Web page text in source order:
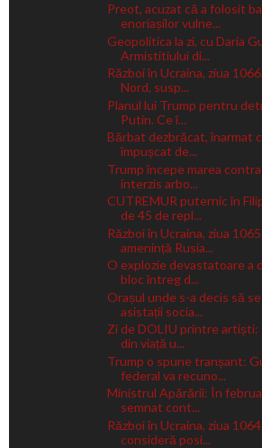
Preot, acuzat că a folosit
enoriașilor vulne...
Geopolitica la zi, cu Daria
Armistitiului di...
Război în Ucraina, ziua
Nord, susp...
Planul lui Trump pentru
Putin. Ce î...
Bărbat dezbrăcat, înarmat
împușcat de...
Trump începe marea
interzis arbo...
CUTREMUR puternic în
de 45 de repl...
Război în Ucraina, ziua
amenință Rusia...
O explozie devastatoare a
bloc întreg d...
Orașul unde s-a decis să
asistații socia...
Zi de DOLIU printre artiști:
din viață u...
Trump o spune tranșant:
federal va recuno...
Ministrul Apărării: În
semnat cont...
Război în Ucraina, ziua
consideră posi...